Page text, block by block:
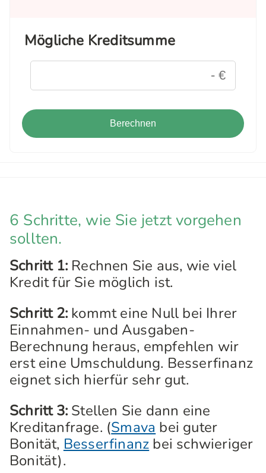
Mögliche Kreditsumme
Berechnen
6 Schritte, wie Sie jetzt vorgehen
sollten.
Schritt 1: Rechnen Sie aus, wie viel
Kredit für Sie möglich ist.
Schritt 2: kommt eine Null bei Ihrer
Einnahmen- und Ausgaben-
Berechnung heraus, empfehlen wir
erst eine Umschuldung. Besserfinanz
eignet sich hierfür sehr gut.
Schritt 3: Stellen Sie dann eine
Kreditanfrage. (Smava bei guter
Bonität, Besserfinanz bei schwieriger
Bonität).